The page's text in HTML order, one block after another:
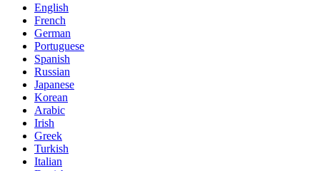
English
French
German
Portuguese
Spanish
Russian
Japanese
Korean
Arabic
Irish
Greek
Turkish
Italian